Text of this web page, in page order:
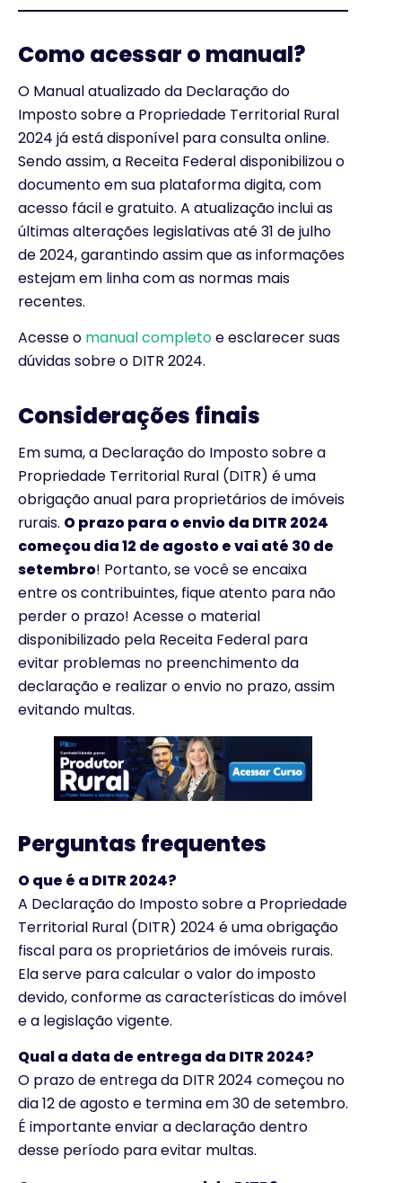
Como acessar o manual?
O Manual atualizado da Declaração do
Imposto sobre a Propriedade Territorial Rural
2024 já está disponível para consulta online.
Sendo assim, a Receita Federal disponibilizou o
documento em sua plataforma digita, com
acesso fácil e gratuito. A atualização inclui as
últimas alterações legislativas até 31 de julho
de 2024, garantindo assim que as informações
estejam em linha com as normas mais
recentes.
Acesse o manual completoe esclarecer suas
dúvidas sobre o DITR 2024.
Considerações finais
Em suma, a Declaração do Imposto sobre a
Propriedade Territorial Rural (DITR) é uma
obrigação anual para proprietários de imóveis
rurais. O prazo para o envio da DITR 2024
começou dia 12 de agosto e vai até 30 de
setembro! Portanto, se você se encaixa
entre os contribuintes, fique atento para não
perder o prazo! Acesse o material
disponibilizado pela Receita Federal para
evitar problemas no preenchimento da
declaração e realizar o envio no prazo, assim
evitando multas.
Perguntas frequentes
O que é a DITR 2024?
A Declaração do Imposto sobre a Propriedade
Territorial Rural (DITR) 2024 é uma obrigação
fiscal para os proprietários de imóveis rurais.
Ela serve para calcular o valor do imposto
devido, conforme as características do imóvel
e a legislação vigente.
Qual a data de entrega da DITR 2024?
O prazo de entrega da DITR 2024 começou no
dia 12 de agosto e termina em 30 de setembro.
É importante enviar a declaração dentro
desse período para evitar multas.